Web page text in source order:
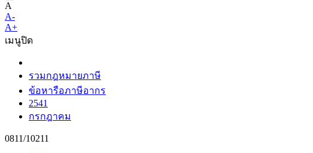
A
A-
A+
เมนูปิด
รวมกฎหมายภาษี
ข้อหารือภาษีอากร
2541
กรกฎาคม
0811/10211